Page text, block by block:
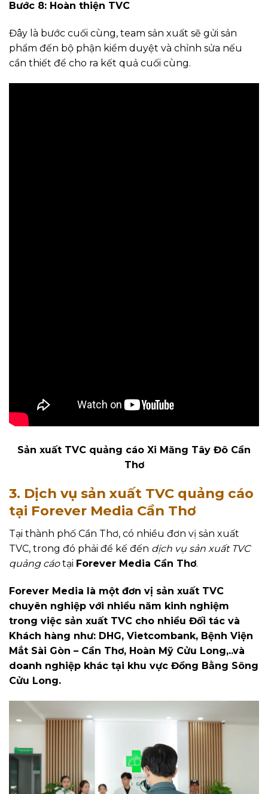
Bước 8: Hoàn thiện TVC
Đây là bước cuối cùng, team sản xuất sẽ gửi sản
phẩm đến bộ phận kiểm duyệt và chỉnh sửa nếu
cần thiết để cho ra kết quả cuối cùng.
Sản xuất TVC quảng cáo Xi Măng Tây Đô Cần
Thơ
3. Dịch vụ sản xuất TVC quảng cáo
tại Forever Media Cần Thơ
Tại thành phố Cần Thơ, có nhiều đơn vị sản xuất
TVC, trong đó phải để kế đến dịch vụ sản xuất TVC
quảng cáotại Forever Media Cần Thơ.
Forever Media là một đơn vị sản xuất TVC
chuyên nghiệp với nhiều năm kinh nghiệm
trong việc sản xuất TVC cho nhiều Đối tác và
Khách hàng như: DHG, Vietcombank, Bệnh Viện
Mắt Sài Gòn – Cần Thơ, Hoàn Mỹ Cửu Long,..và
doanh nghiệp khác tại khu vực Đồng Bằng Sông
Cửu Long.